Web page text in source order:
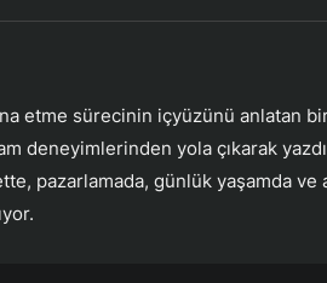
etme sürecinin içyüzünü anlatan
deneyimlerinden yola çıkarak
pazarlamada, günlük yaşamda ve